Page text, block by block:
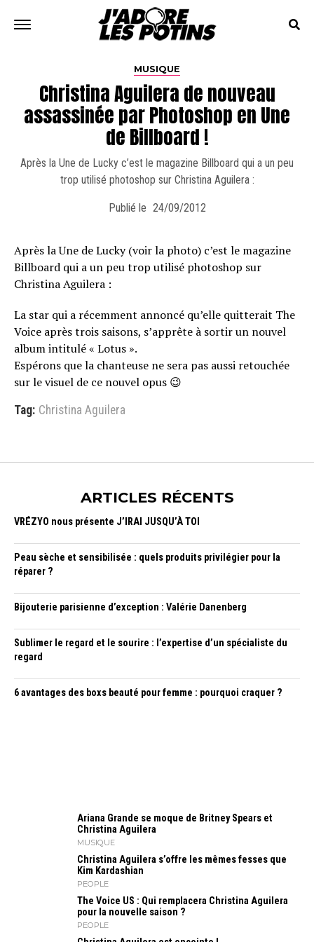
MUSIQUE
Christina Aguilera de nouveau
assassinée par Photoshop en Une
de Billboard !
Après la Une de Lucky c’est le magazine Billboard qui a un peu
trop utilisé photoshop sur Christina Aguilera :
Publié le 24/09/2012
Après la Une de Lucky (voir la photo) c’est le magazine
Billboard qui a un peu trop utilisé photoshop sur
Christina Aguilera :
La star qui a récemment annoncé qu’elle quitterait The
Voice après trois saisons, s’apprête à sortir un nouvel
album intitulé « Lotus ».
Espérons que la chanteuse ne sera pas aussi retouchée
sur le visuel de ce nouvel opus 😉
Tag: Christina Aguilera
ARTICLES RÉCENTS
VRÉZYO nous présente J’IRAI JUSQU’À TOI
Peau sèche et sensibilisée : quels produits privilégier pour la
réparer ?
Bijouterie parisienne d’exception : Valérie Danenberg
Sublimer le regard et le sourire : l’expertise d’un spécialiste du
regard
6 avantages des boxs beauté pour femme : pourquoi craquer ?
Ariana Grande se moque de Britney Spears et
Christina Aguilera
MUSIQUE
Christina Aguilera s’offre les mêmes fesses que
Kim Kardashian
PEOPLE
The Voice US : Qui remplacera Christina Aguilera
pour la nouvelle saison ?
PEOPLE